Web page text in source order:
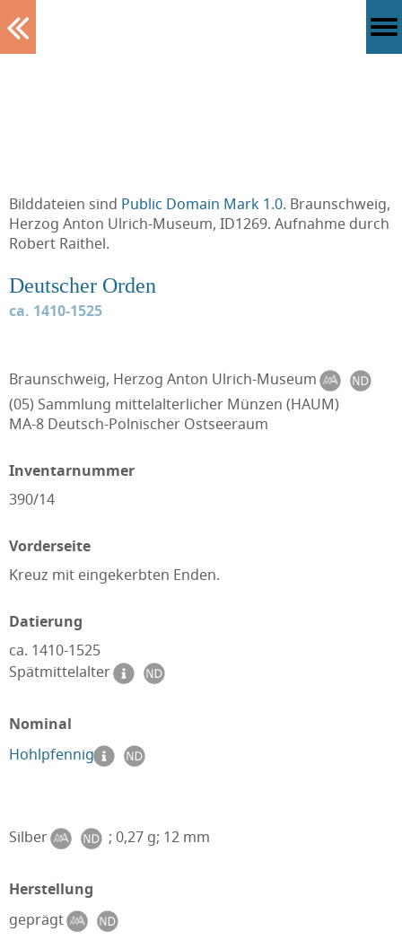
Bilddateien sind Public Domain Mark 1.0. Braunschweig,
Herzog Anton Ulrich-Museum, ID1269. Aufnahme durch
Robert Raithel.
Deutscher Orden
ca. 1410-1525
Braunschweig, Herzog Anton Ulrich-Museum
(05) Sammlung mittelalterlicher Münzen (HAUM)
MA-8 Deutsch-Polnischer Ostseeraum
Inventarnummer
390/14
Vorderseite
Kreuz mit eingekerbten Enden.
Datierung
ca. 1410-1525
Spätmittelalter
Nominal
Hohlpfennig
Silber ; 0,27 g; 12 mm
Herstellung
geprägt